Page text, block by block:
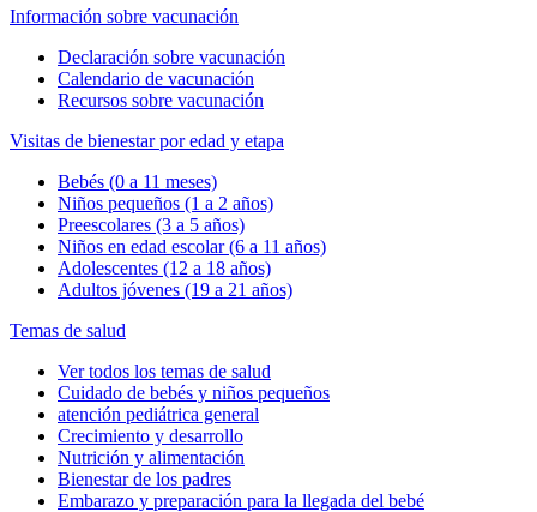
Información sobre vacunación
Declaración sobre vacunación
Calendario de vacunación
Recursos sobre vacunación
Visitas de bienestar por edad y etapa
Bebés (0 a 11 meses)
Niños pequeños (1 a 2 años)
Preescolares (3 a 5 años)
Niños en edad escolar (6 a 11 años)
Adolescentes (12 a 18 años)
Adultos jóvenes (19 a 21 años)
Temas de salud
Ver todos los temas de salud
Cuidado de bebés y niños pequeños
atención pediátrica general
Crecimiento y desarrollo
Nutrición y alimentación
Bienestar de los padres
Embarazo y preparación para la llegada del bebé